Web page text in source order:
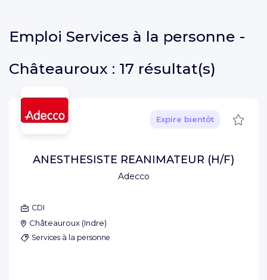
Emploi Services à la personne -
Châteauroux : 17 résultat(s)
Adecco
Expire bientôt
ANESTHESISTE REANIMATEUR (H/F)
CDI
Châteauroux (Indre)
Services à la personne